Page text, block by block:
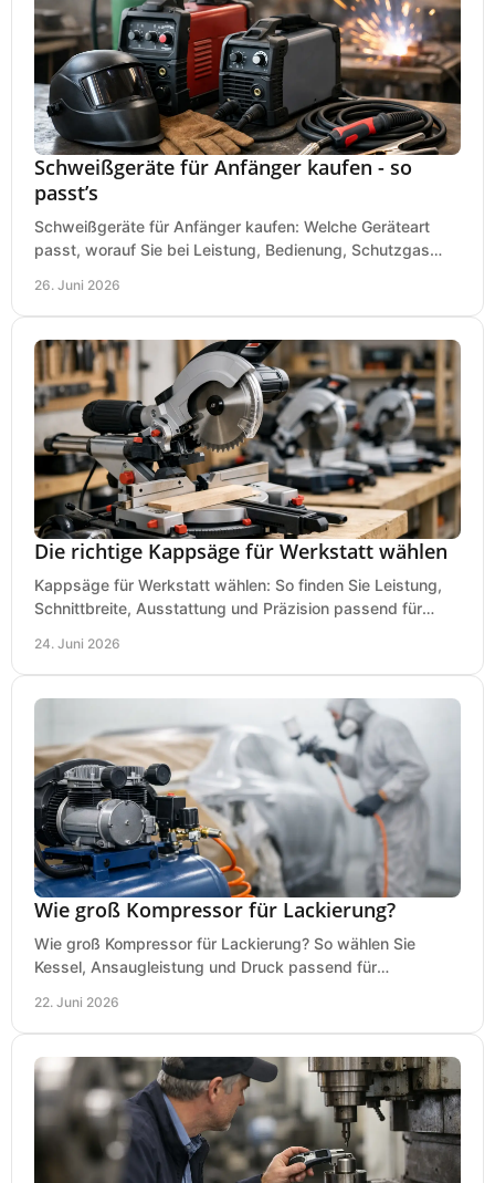
Schweißgeräte für Anfänger kaufen - so
passt’s
Schweißgeräte für Anfänger kaufen: Welche Geräteart
passt, worauf Sie bei Leistung, Bedienung, Schutzgas
26. Juni 2026
Die richtige Kappsäge für Werkstatt wählen
Kappsäge für Werkstatt wählen: So finden Sie Leistung,
Schnittbreite, Ausstattung und Präzision passend für
24. Juni 2026
Wie groß Kompressor für Lackierung?
Wie groß Kompressor für Lackierung? So wählen Sie
Kessel, Ansaugleistung und Druck passend für
22. Juni 2026